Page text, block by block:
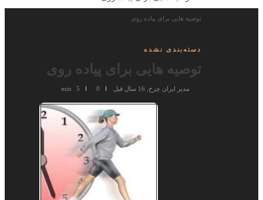
توصیه هایی برای پیاده روی
دسته‌بندی نشده
توصیه هایی برای پیاده روی
مدیر ایران چرخ 16 سال قبل 0
5 min